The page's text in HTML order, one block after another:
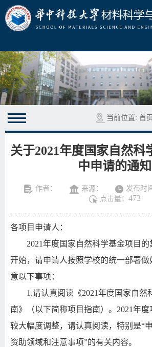
当前位置: 首页
关于2021年度国家自然科
中申请的通知
作者： 来源：
发布时
点击量： 473
各项目申请人：
2021年度国家自然科学基金项目
开始，请申请人按照学校的统一部署做
意以下事项：
1.请认真阅读《2021年度国家自然
南》（以下简称项目指南）。 2021年度
较大幅度调整，请认真阅读，特别是“
资助领域和注意事项”的有关内容。